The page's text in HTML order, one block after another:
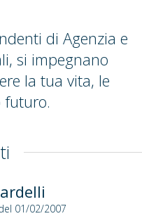
di Agenzia e
si impegnano
la tua vita, le
futuro.
01/02/2007